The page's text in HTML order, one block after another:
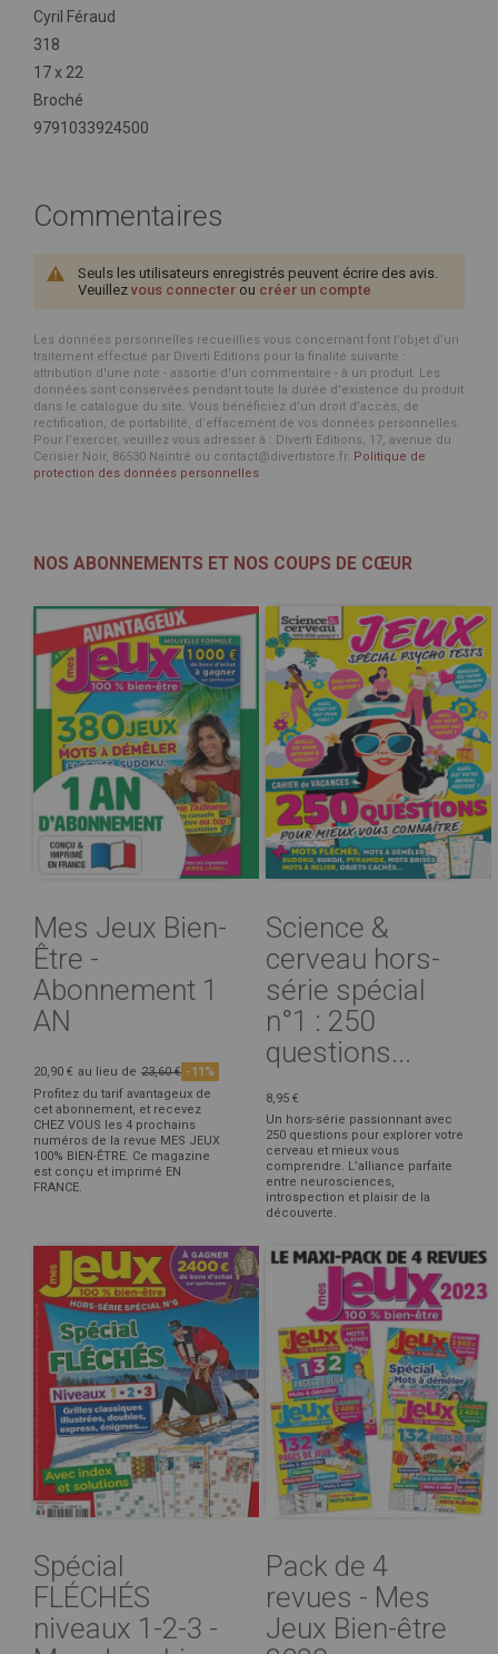
d'infos
Cyril Féraud
318
17 x 22
Broché
9791033924500
Commentaires
Seuls les utilisateurs enregistrés peuvent écrire des avis.
Veuillez vous connecter ou créer un compte
Les données personnelles recueillies vous concernant font l’objet d’un
traitement effectué par Diverti Editions pour la finalité suivante :
attribution d'une note - assortie d'un commentaire - à un produit. Les
données sont conservées pendant toute la durée d'existence du produit
dans le catalogue du site. Vous bénéficiez d’un droit d’accès, de
rectification, de portabilité, d’effacement de vos données personnelles.
Pour l’exercer, veuillez vous adresser à : Diverti Editions, 17, avenue du
Cerisier Noir, 86530 Naintré ou contact@divertistore.fr. Politique de
protection des données personnelles
NOS ABONNEMENTS ET NOS COUPS DE CŒUR
Mes Jeux Bien-
Être -
Abonnement 1
AN
20,90 € au lieu de 23,60 € -11%
Profitez du tarif avantageux de
cet abonnement, et recevez
CHEZ VOUS les 4 prochains
numéros de la revue MES JEUX
100% BIEN-ÊTRE. Ce magazine
est conçu et imprimé EN
FRANCE.
Science &
cerveau hors-
série spécial
n°1 : 250
questions...
8,95 €
Un hors-série passionnant avec
250 questions pour explorer votre
cerveau et mieux vous
comprendre. L’alliance parfaite
entre neurosciences,
introspection et plaisir de la
découverte.
Spécial
FLÉCHÉS
niveaux 1-2-3 -
Pack de 4
revues - Mes
Jeux Bien-être